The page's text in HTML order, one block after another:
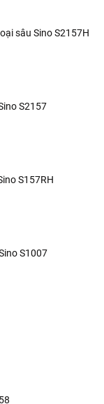
sâu Sino S2157H
S2157
S157RH
S1007